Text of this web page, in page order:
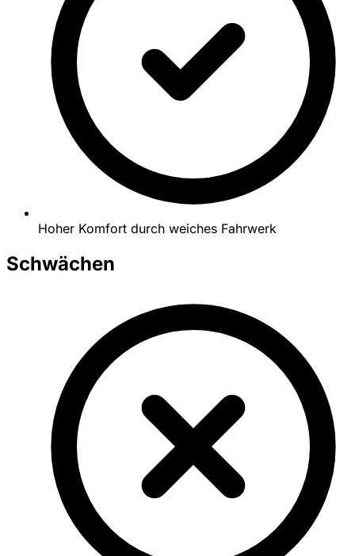
Hoher Komfort durch weiches Fahrwerk
Schwächen